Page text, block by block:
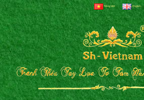
Tiếng Việt English